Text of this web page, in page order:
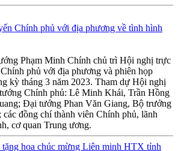
Chính phủ với địa phương về tình hình
Phạm Minh Chính chủ trì Hội nghị trực
phủ với địa phương và phiên họp
kỳ tháng 3 năm 2023. Tham dự Hội nghị
Chính phủ: Lê Minh Khái, Trần Hồng
Đại tướng Phan Văn Giang, Bộ trưởng
đồng chí thành viên Chính phủ, lãnh
cơ quan Trung ương.